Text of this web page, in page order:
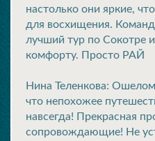
настолько они яркие,
для восхищения.
лучший тур по Сокотре
комфорту. Просто РАЙ
Нина Теленкова:
что непохожее
навсегда! Прекрасная
сопровождающие! Не